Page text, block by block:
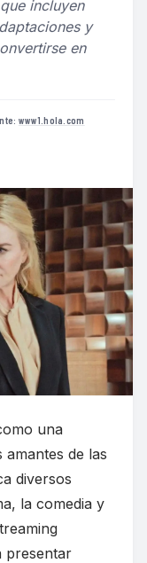
incluyen
y
en
www1.hola.com
una
de las
diversos
la comedia y
presentar